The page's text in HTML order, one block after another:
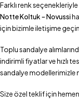
Farklı renk
Notte Koltuk – Novussi
için bizimle iletişime
Toplu sandalye
indirimli fiyatlar ve hızlı
sandalye modellerimizle
Size özel teklif için hemen